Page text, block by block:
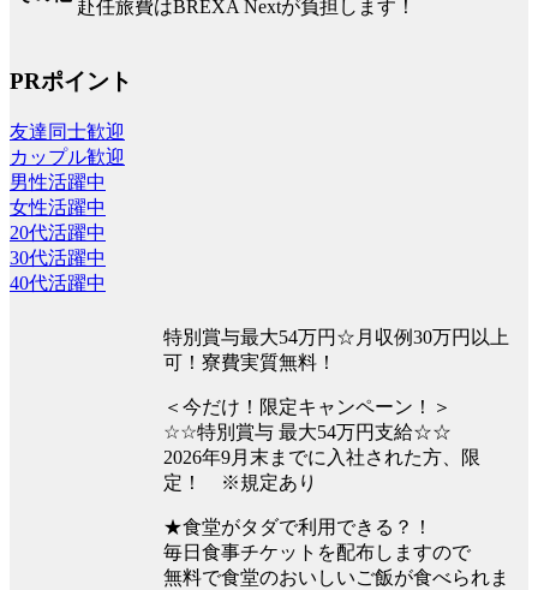
赴任旅費はBREXA Nextが負担します！
PRポイント
友達同士歓迎
カップル歓迎
男性活躍中
女性活躍中
20代活躍中
30代活躍中
40代活躍中
特別賞与最大54万円☆月収例30万円以上
可！寮費実質無料！
＜今だけ！限定キャンペーン！＞
☆☆特別賞与 最大54万円支給☆☆
2026年9月末までに入社された方、限
定！ ※規定あり
★食堂がタダで利用できる？！
毎日食事チケットを配布しますので
無料で食堂のおいしいご飯が食べられま